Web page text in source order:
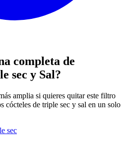
completa de
sec y Sal?
amplia si quieres quitar este filtro
cócteles de triple sec y sal en un solo
sec